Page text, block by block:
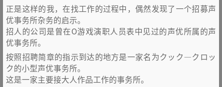
正是这样的我，在找工作的过程中，偶然发现了一个招募声
优事务所杂务的启示。
招人的公司是曾在O游戏演职人员表中见过的声优所属的声
优事务所。
按照招聘简章的指示到达的地方是一家名为クック―クロッ
ク的小型声优事务所。
这是一家主要接大人作品工作的事务所。